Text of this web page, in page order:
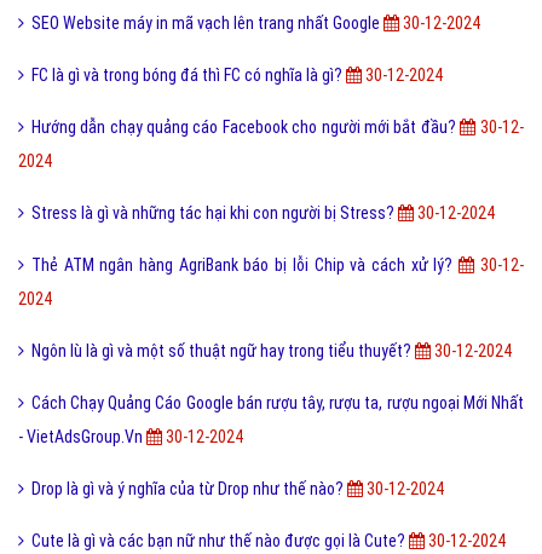
SEO Website máy in mã vạch lên trang nhất Google 30-12-2024
FC là gì và trong bóng đá thì FC có nghĩa là gì? 30-12-2024
Hướng dẫn chạy quảng cáo Facebook cho người mới bắt đầu?
30-12-
2024
Stress là gì và những tác hại khi con người bị Stress? 30-12-2024
Thẻ ATM ngân hàng AgriBank báo bị lỗi Chip và cách xử lý?
30-12-
2024
Ngôn lù là gì và một số thuật ngữ hay trong tiểu thuyết? 30-12-2024
Cách Chạy Quảng Cáo Google bán rượu tây, rượu ta, rượu ngoại Mới Nhất
- VietAdsGroup.Vn
30-12-2024
Drop là gì và ý nghĩa của từ Drop như thế nào? 30-12-2024
Cute là gì và các bạn nữ như thế nào được gọi là Cute? 30-12-2024